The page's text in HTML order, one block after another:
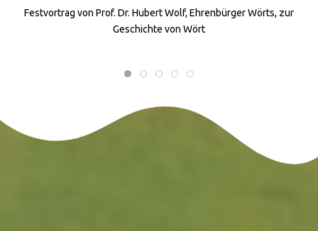
Am Vatertag (9. Mai) fand ein Jubiläums-Wandertag in/um die
Gemarkung Wört statt.